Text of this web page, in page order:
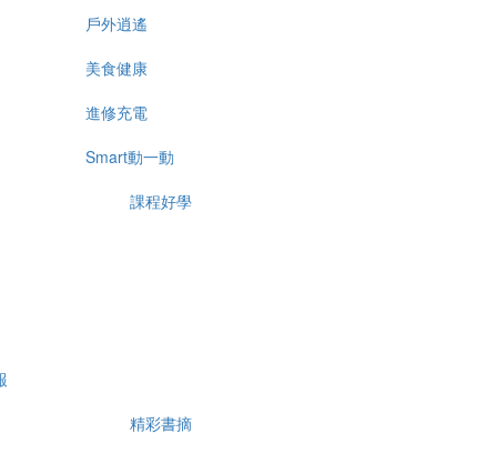
戶外逍遙
美食健康
進修充電
Smart動一動
課程好學
精彩書摘